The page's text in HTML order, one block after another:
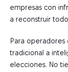
empresas con
a reconstruir
Para
tradicional a
elecciones. No